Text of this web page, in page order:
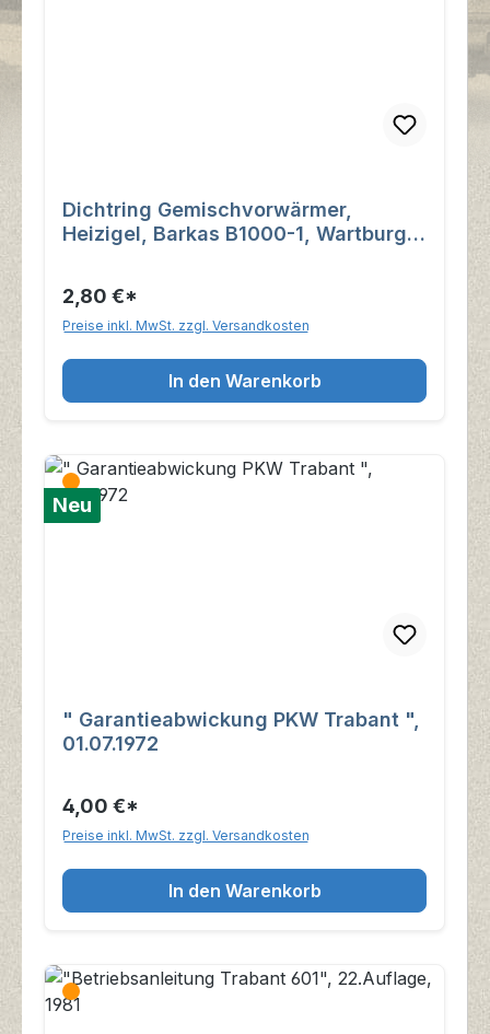
Dichtring Gemischvorwärmer,
Heizigel, Barkas B1000-1, Wartburg
2,80 €*
Preise inkl. MwSt. zzgl. Versandkosten
In den Warenkorb
Neu
" Garantieabwickung PKW Trabant ",
01.07.1972
4,00 €*
Preise inkl. MwSt. zzgl. Versandkosten
In den Warenkorb